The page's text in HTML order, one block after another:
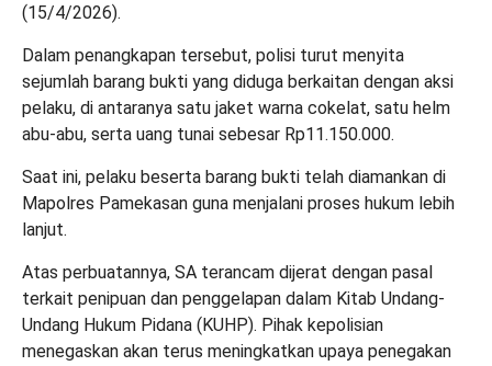
(15/4/2026).
Dalam penangkapan tersebut, polisi turut menyita
sejumlah barang bukti yang diduga berkaitan dengan aksi
pelaku, di antaranya satu jaket warna cokelat, satu helm
abu-abu, serta uang tunai sebesar Rp11.150.000.
Saat ini, pelaku beserta barang bukti telah diamankan di
Mapolres Pamekasan guna menjalani proses hukum lebih
lanjut.
Atas perbuatannya, SA terancam dijerat dengan pasal
terkait penipuan dan penggelapan dalam Kitab Undang-
Undang Hukum Pidana (KUHP). Pihak kepolisian
menegaskan akan terus meningkatkan upaya penegakan